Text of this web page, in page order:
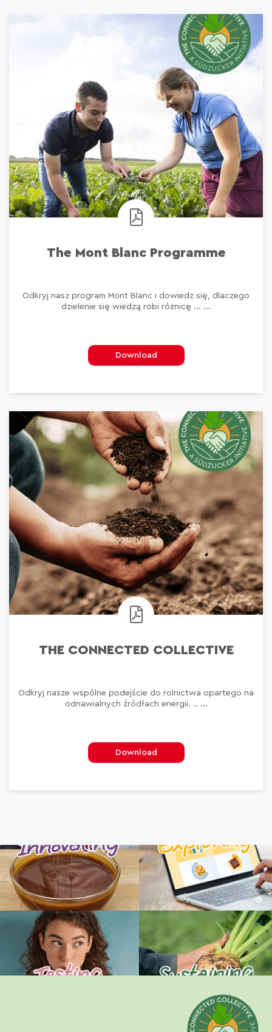
The Mont Blanc Programme
Odkryj nasz program Mont Blanc i dowiedz się, dlaczego
dzielenie się wiedzą robi różnicę ... ...
Download
THE CONNECTED COLLECTIVE
Odkryj nasze wspólne podejście do rolnictwa opartego na
odnawialnych źródłach energii. .. ...
Download